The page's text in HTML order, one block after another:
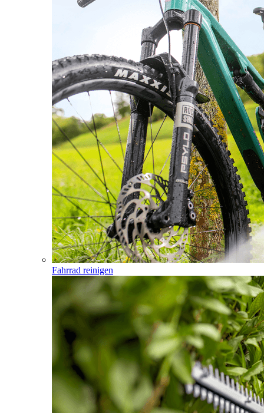
Fahrrad reinigen